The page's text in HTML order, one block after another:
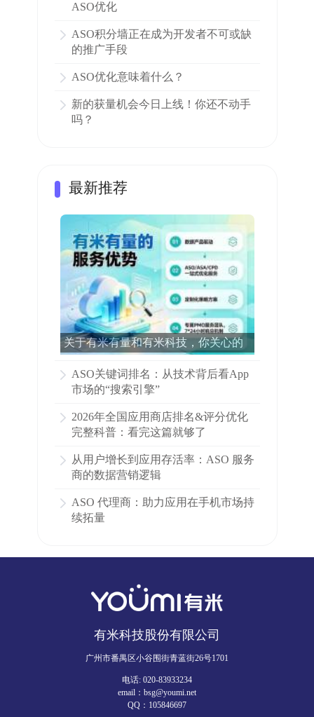
ASO优化
ASO积分墙正在成为开发者不可或缺
的推广手段
ASO优化意味着什么？
新的获量机会今日上线！你还不动手
吗？
最新推荐
关于有米有量和有米科技，你关心的
ASO关键词排名：从技术背后看App
市场的“搜索引擎”
2026年全国应用商店排名&评分优化
完整科普：看完这篇就够了
从用户增长到应用存活率：ASO 服务
商的数据营销逻辑
ASO 代理商：助力应用在手机市场持
续拓量
有米科技股份有限公司
广州市番禺区小谷围街青蓝街26号1701
电话: 020-83933234
email：bsg@youmi.net
QQ：105846697